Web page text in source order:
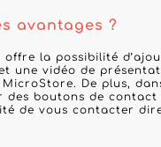
avantages ?
la possibilité
une vidéo de
De plus,
des boutons de
de vous contacter